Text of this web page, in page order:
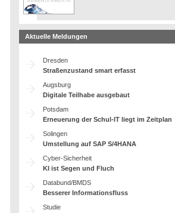
Aktuelle Meldungen
Dresden
Straßenzustand smart erfasst
Augsburg
Digitale Teilhabe ausgebaut
Potsdam
Erneuerung der Schul-IT liegt im Zeitplan
Solingen
Umstellung auf SAP S/4HANA
Cyber-Sicherheit
KI ist Segen und Fluch
Databund/BMDS
Besserer Informationsfluss
Studie